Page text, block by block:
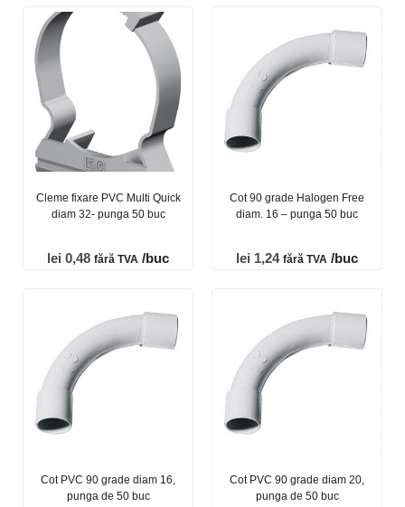
Cleme fixare PVC Multi Quick
diam 32- punga 50 buc
lei 0,48 fără TVA /buc
Cot 90 grade Halogen Free
diam. 16 – punga 50 buc
lei 1,24 fără TVA /buc
Cot PVC 90 grade diam 16,
punga de 50 buc
Cot PVC 90 grade diam 20,
punga de 50 buc